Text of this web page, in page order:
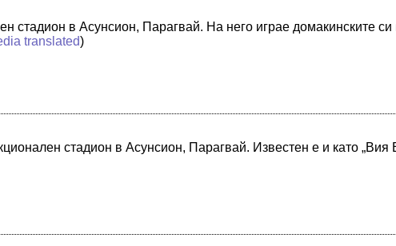
стадион в Асунсион, Парагвай. На него играе домакинските
translated)
стадион в Асунсион, Парагвай. Известен е и като „Вия